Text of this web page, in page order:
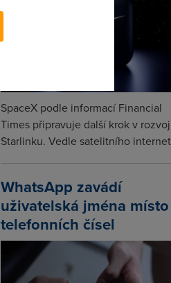
SpaceX podle informací Financial
Times připravuje další krok v
Starlinku. Vedle satelitního
WhatsApp zavádí
uživatelská jména místo
telefonních čísel